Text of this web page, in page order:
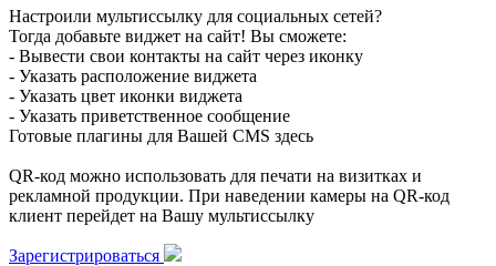
Настроили мультиссылку для социальных сетей?
Тогда добавьте виджет на сайт! Вы сможете:
- Вывести свои контакты на сайт через иконку
- Указать расположение виджета
- Указать цвет иконки виджета
- Указать приветственное сообщение
Готовые плагины для Вашей CMS здесь
QR-код можно использовать для печати на визитках и
рекламной продукции. При наведении камеры на QR-код
клиент перейдет на Вашу мультиссылку
Зарегистрироваться